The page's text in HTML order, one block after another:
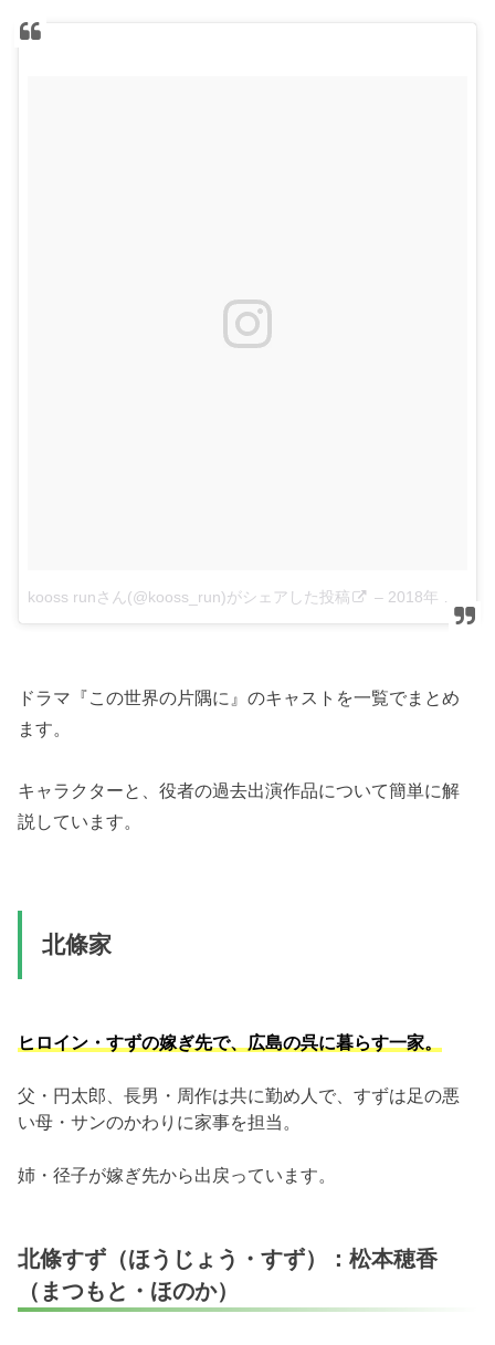
kooss runさん(@kooss_run)がシェアした投稿 – 2018年 6月月24日午後4時56分PDT
ドラマ『この世界の片隅に』のキャストを一覧でまとめ
ます。
キャラクターと、役者の過去出演作品について簡単に解
説しています。
北條家
ヒロイン・すずの嫁ぎ先で、広島の呉に暮らす一家。
父・円太郎、長男・周作は共に勤め人で、すずは足の悪
い母・サンのかわりに家事を担当。
姉・径子が嫁ぎ先から出戻っています。
北條すず（ほうじょう・すず）：松本穂香
（まつもと・ほのか）